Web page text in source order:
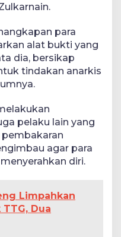
para
alat bukti yang
dia, bersikap
tindakan anarkis
pelaku lain yang
agar para
diri.
Limpahkan
Dua